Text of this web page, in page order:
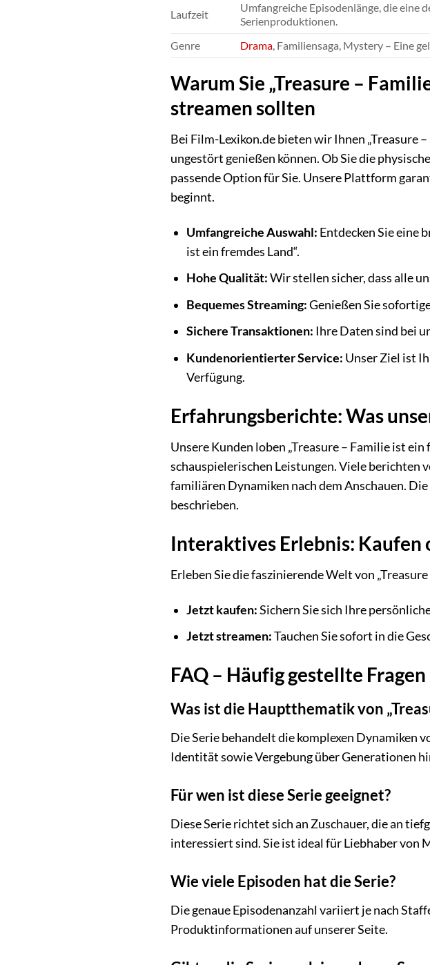
Laufzeit
Umfangreiche Episodenlänge, die
Serienproduktionen.
Genre
Drama, Familiensaga, Mystery – Eine
Warum Sie „Treasure –
streamen sollten
Bei Film-Lexikon.de bieten wir Ihnen „Treasure
ungestört genießen können. Ob Sie die physische
passende Option für Sie. Unsere Plattform
beginnt.
Umfangreiche Auswahl: Entdecken Sie eine
ist ein fremdes Land“.
Hohe Qualität:Wir stellen sicher, dass alle
Bequemes Streaming:Genießen Sie
Sichere Transaktionen: Ihre Daten sind bei
Kundenorientierter Service: Unser Ziel ist
Verfügung.
Erfahrungsberichte: Was
Unsere Kunden loben „Treasure – Familie ist
schauspielerischen Leistungen. Viele berichten
familiären Dynamiken nach dem Anschauen.
beschrieben.
Interaktives Erlebnis: Kaufen
Erleben Sie die faszinierende Welt von
Jetzt kaufen:Sichern Sie sich Ihre
Jetzt streamen:Tauchen Sie sofort in die
FAQ – Häufig gestellte
Was ist die Hauptthematik von
Die Serie behandelt die komplexen Dynamiken
Identität sowie Vergebung über Generationen
Für wen ist diese Serie geeignet?
Diese Serie richtet sich an Zuschauer, die an
interessiert sind. Sie ist ideal für Liebhaber von
Wie viele Episoden hat die Serie?
Die genaue Episodenanzahl variiert je nach
Produktinformationen auf unserer Seite.